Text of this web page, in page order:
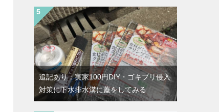
追記あり：実家100円DIY・ゴキブリ侵入
対策に下水排水溝に蓋をしてみる